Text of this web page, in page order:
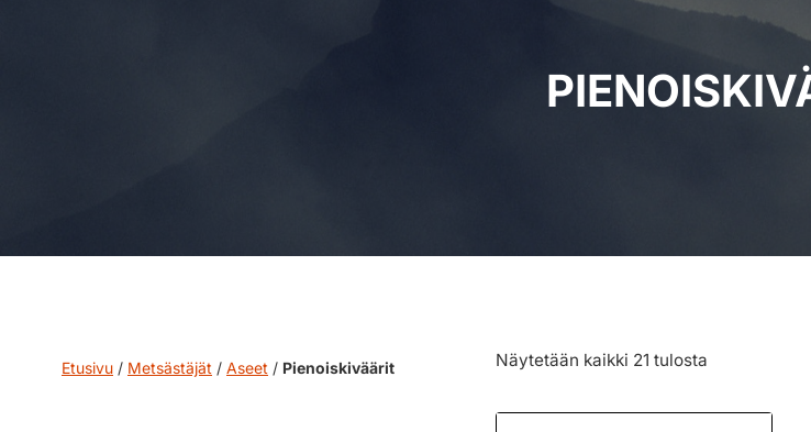
Näytetään kaikki 21 tulosta
Etusivu / Metsästäjät / Aseet / Pienoiskiväärit